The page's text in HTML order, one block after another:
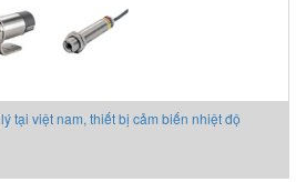
tại việt nam, thiết bị cảm biến nhiệt độ